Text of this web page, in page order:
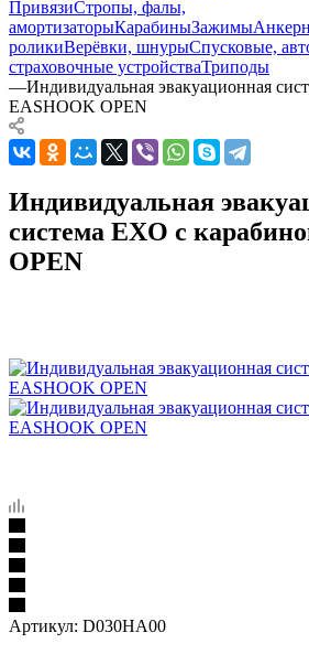
ПривязиСтропы, фалы,
амортизаторыКарабиныЗажимы
роликиВерёвки, шнурыСпусковые,
страховочные устройстваТриподы
—Индивидуальная эвакуационная
EASHOOK OPEN
Индивидуальная
система EXO с
OPEN
Артикул: D030HA00